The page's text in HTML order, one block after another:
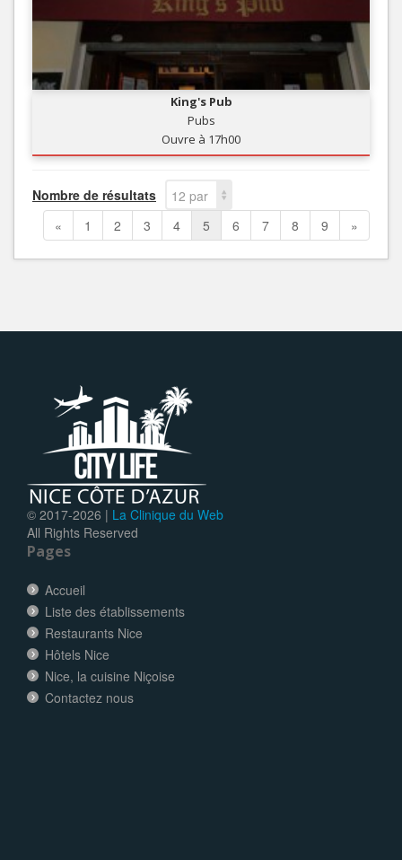
King's Pub
Pubs
Ouvre à 17h00
Nombre de résultats
12 par
page
« 1 2 3 4 5 6 7 8 9 »
© 2017-2026 | La Clinique du Web
All Rights Reserved
Pages
Accueil
Liste des établissements
Restaurants Nice
Hôtels Nice
Nice, la cuisine Niçoise
Contactez nous